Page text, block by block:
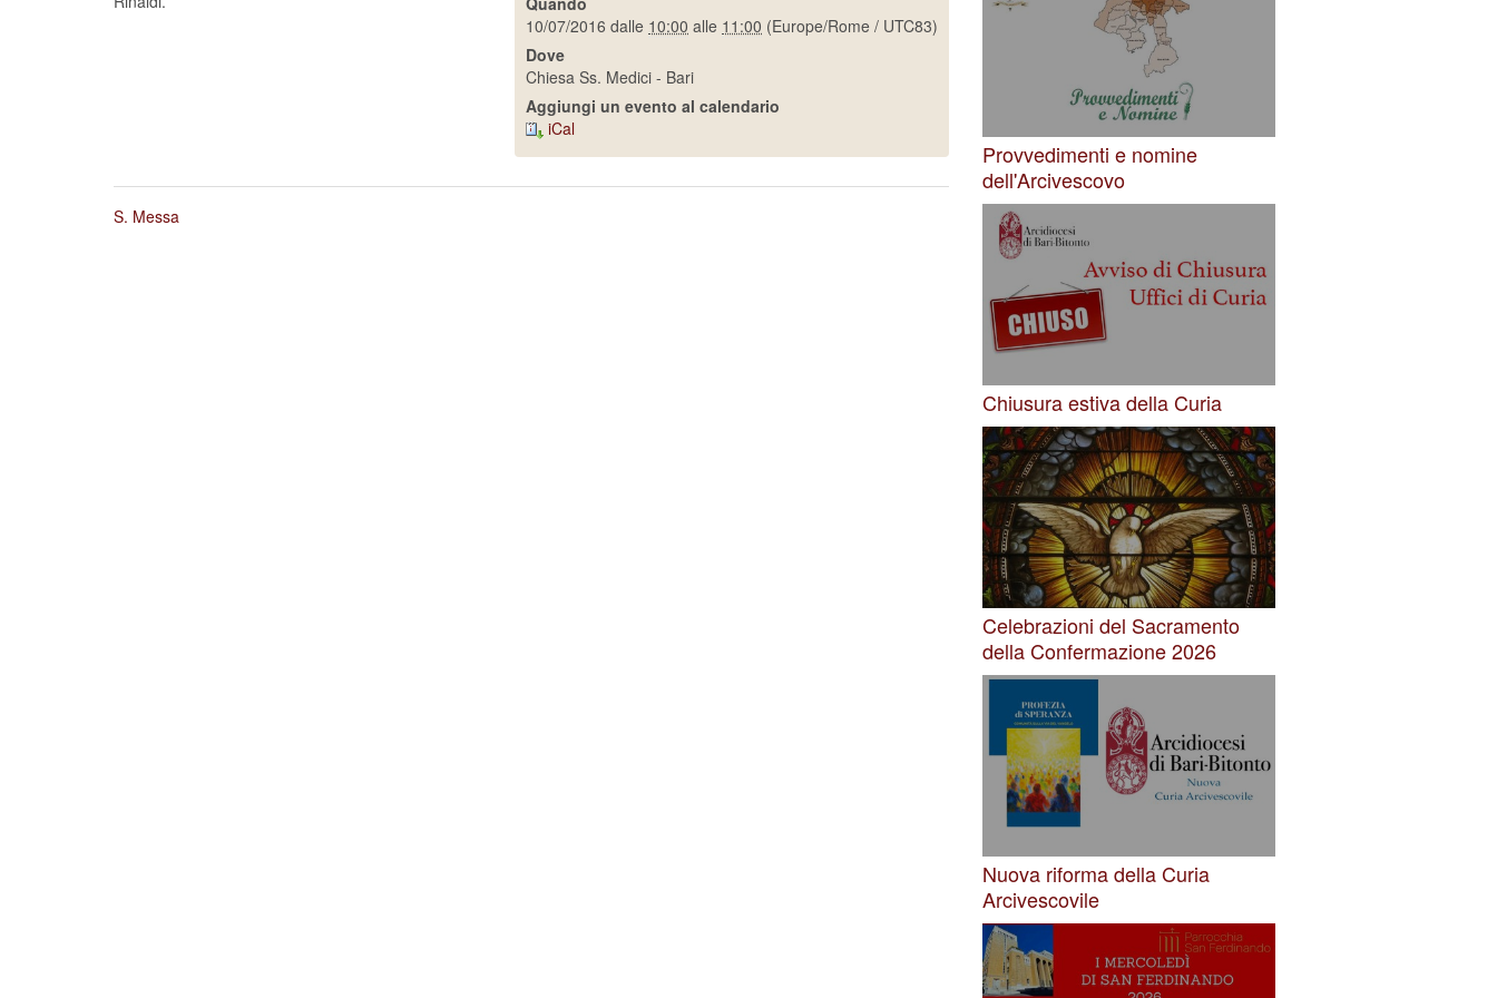
10/07/2016 dalle 10:00 alle 11:00 (Europe/Rome / UTC83)
Dove
Chiesa Ss. Medici - Bari
Aggiungi un evento al calendario
iCal
S. Messa
Provvedimenti e nomine
dell'Arcivescovo
Chiusura estiva della Curia
Celebrazioni del Sacramento
della Confermazione 2026
Nuova riforma della Curia
Arcivescovile